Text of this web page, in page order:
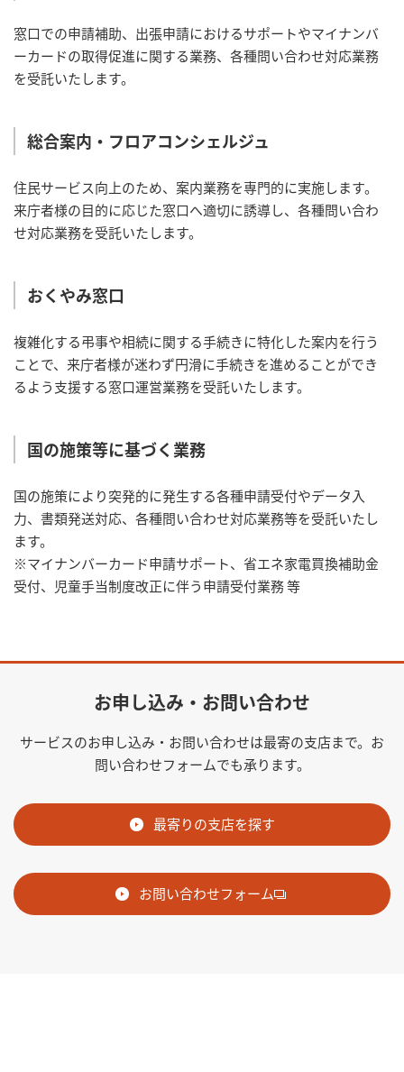
窓口での申請補助、出張申請におけるサポートやマイナンバ
ーカードの取得促進に関する業務、各種問い合わせ対応業務
を受託いたします。
総合案内・フロアコンシェルジュ
住民サービス向上のため、案内業務を専門的に実施します。
来庁者様の目的に応じた窓口へ適切に誘導し、各種問い合わ
せ対応業務を受託いたします。
おくやみ窓口
複雑化する弔事や相続に関する手続きに特化した案内を行う
ことで、来庁者様が迷わず円滑に手続きを進めることができ
るよう支援する窓口運営業務を受託いたします。
国の施策等に基づく業務
国の施策により突発的に発生する各種申請受付やデータ入
力、書類発送対応、各種問い合わせ対応業務等を受託いたし
ます。
※マイナンバーカード申請サポート、省エネ家電買換補助金
受付、児童手当制度改正に伴う申請受付業務 等
お申し込み・お問い合わせ
サービスのお申し込み・お問い合わせは最寄の支店まで。お
問い合わせフォームでも承ります。
最寄りの支店を探す
お問い合わせフォーム